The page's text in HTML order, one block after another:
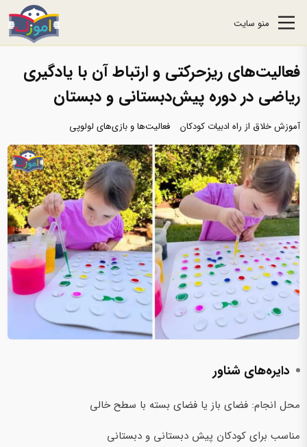
منو سایت
فعالیت‌های ریزحرکتی و ارتباط آن با یادگیری
ریاضی در دوره پیش‌دبستانی و دبستان
آموزش خلاق از راه ادبیات کودکان فعالیت‌ها و بازی‌های لولوپی
دایره‌های شناور
محل انجام: فضای باز یا فضای بسته با سطح خالی
مناسب برای کودکان پیش دبستانی و دبستانی